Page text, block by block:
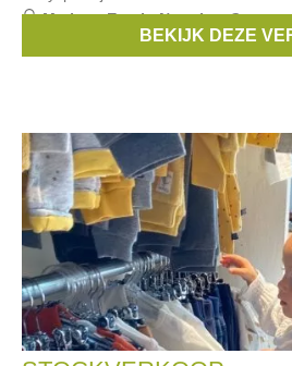
Merken:Esprit,Noppies,Queen
BEKIJK DEZE